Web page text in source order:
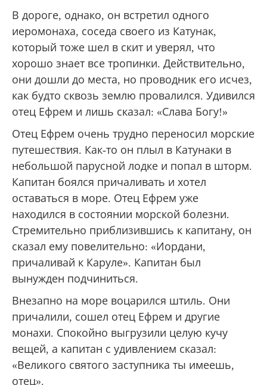
В дороге, однако, он встретил одного
иеромонаха, соседа своего из Катунак,
который тоже шел в скит и уверял, что
хорошо знает все тропинки. Действительно,
они дошли до места, но проводник его исчез,
как будто сквозь землю провалился. Удивился
отец Ефрем и лишь сказал: «Слава Богу!»
Отец Ефрем очень трудно переносил морские
путешествия. Как-то он плыл в Катунаки в
небольшой парусной лодке и попал в шторм.
Капитан боялся причаливать и хотел
оставаться в море. Отец Ефрем уже
находился в состоянии морской болезни.
Стремительно приблизившись к капитану, он
сказал ему повелительно: «Иордани,
причаливай к Каруле». Капитан был
вынужден подчиниться.
Внезапно на море воцарился штиль. Они
причалили, сошел отец Ефрем и другие
монахи. Спокойно выгрузили целую кучу
вещей, а капитан с удивлением сказал:
«Великого святого заступника ты имеешь,
отец».